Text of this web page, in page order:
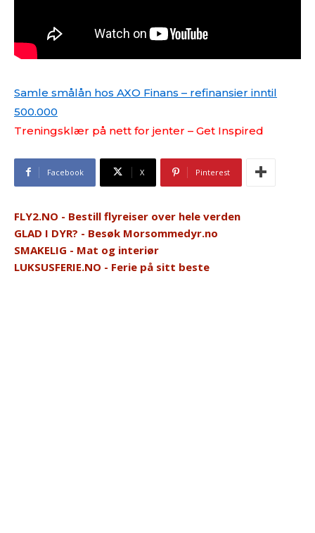
Samle smålån hos AXO Finans – refinansier inntil
500.000
Treningsklær på nett for jenter – Get Inspired
Facebook X Pinterest
FLY2.NO - Bestill flyreiser over hele verden
GLAD I DYR? - Besøk Morsommedyr.no
SMAKELIG - Mat og interiør
LUKSUSFERIE.NO - Ferie på sitt beste